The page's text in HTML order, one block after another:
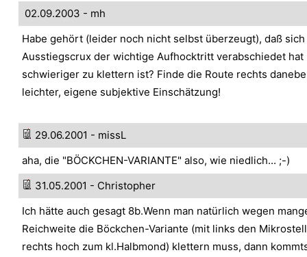
02.09.2003 - mh
Habe gehört (leider noch nicht selbst überzeugt), daß
Ausstiegscrux der wichtige Aufhocktritt verabschiedet
schwieriger zu klettern ist? Finde die Route rechts
leichter, eigene subjektive Einschätzung!
29.06.2001 - missL
aha, die "BÖCKCHEN-VARIANTE" also, wie niedlich... ;-)
31.05.2001 - Christopher
Ich hätte auch gesagt 8b.Wenn man natürlich wegen
Reichweite die Böckchen-Variante (mit links den
rechts hoch zum kl.Halbmond) klettern muss, dann